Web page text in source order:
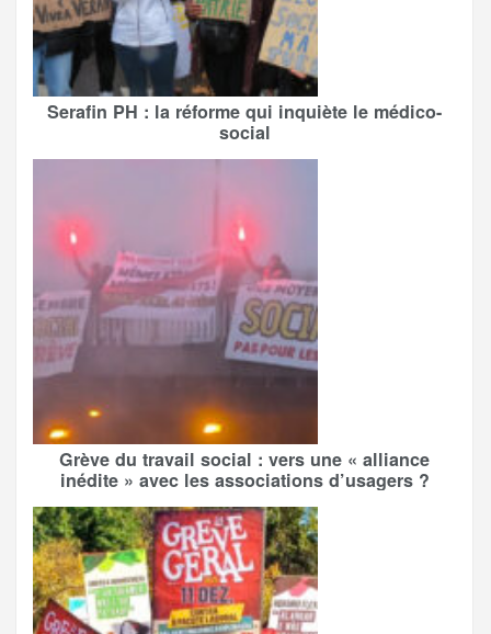
Serafin PH : la réforme qui inquiète le médico-
social
Grève du travail social : vers une « alliance
inédite » avec les associations d’usagers ?